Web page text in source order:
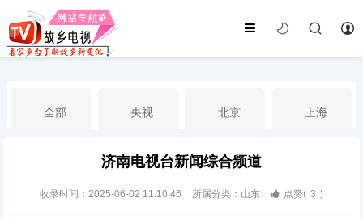
全部 央视 北京 上海
山东 江苏
济南电视台新闻综合频道
收录时间：2025-06-02 11:10:46 所属分类：山东 点赞( 3 )